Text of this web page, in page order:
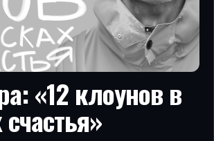
«12 клоунов в